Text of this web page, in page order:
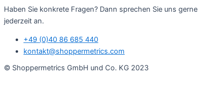
Haben Sie konkrete Fragen? Dann sprechen Sie uns gerne
jederzeit an.
+49 (0)40 86 685 440
kontakt@shoppermetrics.com
© Shoppermetrics GmbH und Co. KG 2023